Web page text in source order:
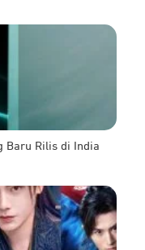
Baru Rilis di India